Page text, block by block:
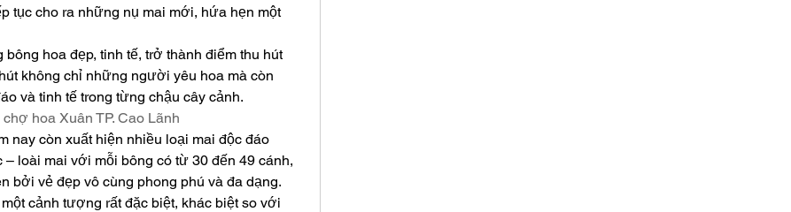
tục cho ra những nụ mai mới, hứa hẹn một
bông hoa đẹp, tinh tế, trở thành điểm thu hút
không chỉ những người yêu hoa mà còn
và tinh tế trong từng chậu cây cảnh.
hoa Xuân TP. Cao Lãnh
nay còn xuất hiện nhiều loại mai độc đáo
loài mai với mỗi bông có từ 30 đến 49 cánh,
bởi vẻ đẹp vô cùng phong phú và đa dạng.
cảnh tượng rất đặc biệt, khác biệt so với